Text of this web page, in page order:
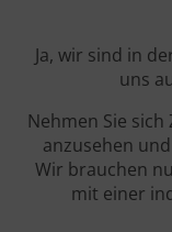
Ja, wir sind in
uns
Nehmen Sie
anzusehen
Wir brauchen
mit einer